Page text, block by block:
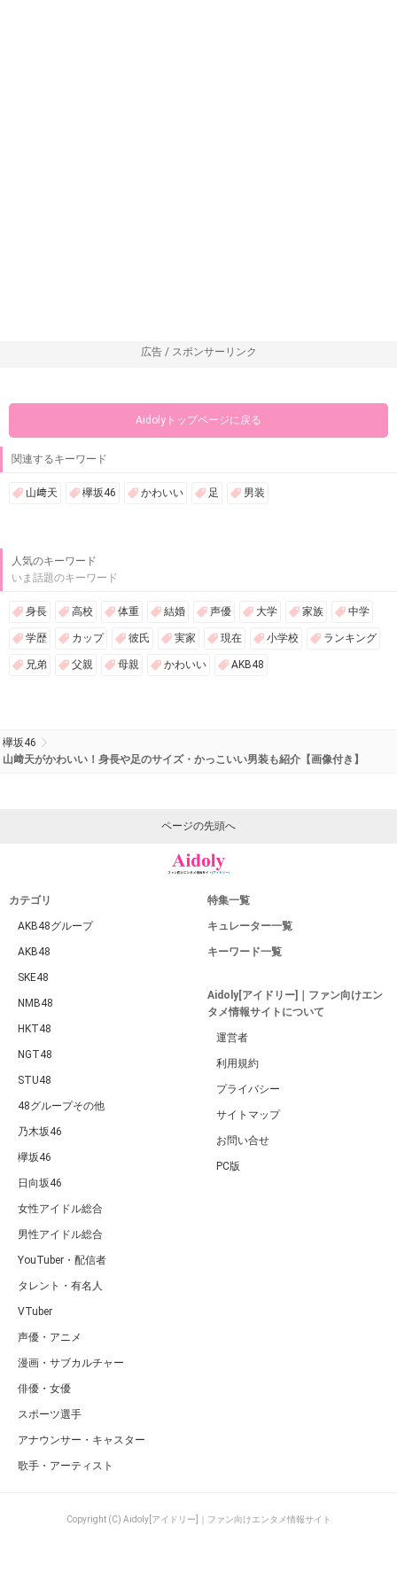
広告 / スポンサーリンク
Aidolyトップページに戻る
関連するキーワード
山﨑天 欅坂46 かわいい 足 男装
人気のキーワード
いま話題のキーワード
身長 高校 体重 結婚 声優 大学 家族 中学
学歴 カップ 彼氏 実家 現在 小学校 ランキング
兄弟 父親 母親 かわいい AKB48
欅坂46
山﨑天がかわいい！身長や足のサイズ・かっこいい男装も紹介【画像付き】
ページの先頭へ
カテゴリ
AKB48グループ
AKB48
SKE48
NMB48
HKT48
NGT48
STU48
48グループその他
乃木坂46
欅坂46
日向坂46
女性アイドル総合
男性アイドル総合
YouTuber・配信者
タレント・有名人
VTuber
声優・アニメ
漫画・サブカルチャー
俳優・女優
スポーツ選手
アナウンサー・キャスター
歌手・アーティスト
特集一覧
キュレーター一覧
キーワード一覧
Aidoly[アイドリー]｜ファン向けエン
タメ情報サイトについて
運営者
利用規約
プライバシー
サイトマップ
お問い合せ
PC版
Copyright (C) Aidoly[アイドリー]｜ファン向けエンタメ情報サイト